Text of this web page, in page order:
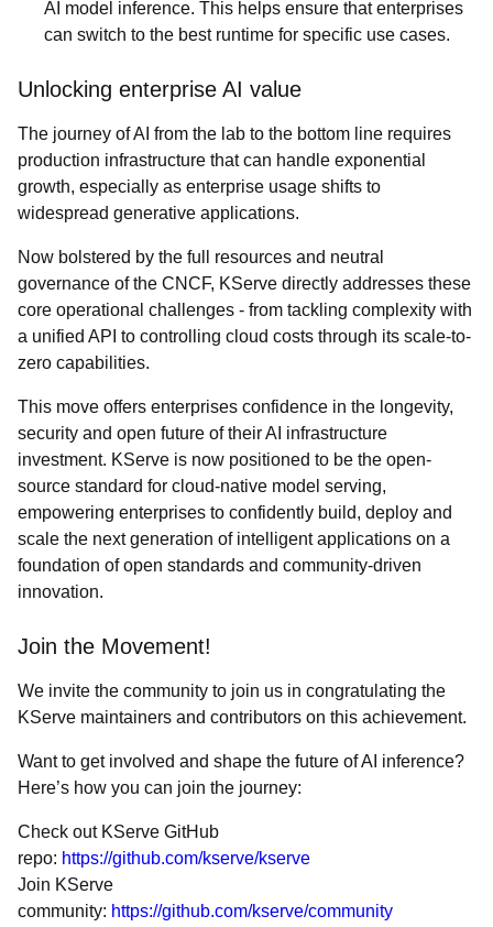
AI model inference. This helps ensure that enterprises
can switch to the best runtime for specific use cases.
Unlocking enterprise AI value
The journey of AI from the lab to the bottom line requires
production infrastructure that can handle exponential
growth, especially as enterprise usage shifts to
widespread generative applications.
Now bolstered by the full resources and neutral
governance of the CNCF, KServe directly addresses these
core operational challenges - from tackling complexity with
a unified API to controlling cloud costs through its scale-to-
zero capabilities.
This move offers enterprises confidence in the longevity,
security and open future of their AI infrastructure
investment. KServe is now positioned to be the open-
source standard for cloud-native model serving,
empowering enterprises to confidently build, deploy and
scale the next generation of intelligent applications on a
foundation of open standards and community-driven
innovation.
Join the Movement!
We invite the community to join us in congratulating the
KServe maintainers and contributors on this achievement.
Want to get involved and shape the future of AI inference?
Here’s how you can join the journey:
Check out KServe GitHub
repo: https://github.com/kserve/kserve
Join KServe
community: https://github.com/kserve/community